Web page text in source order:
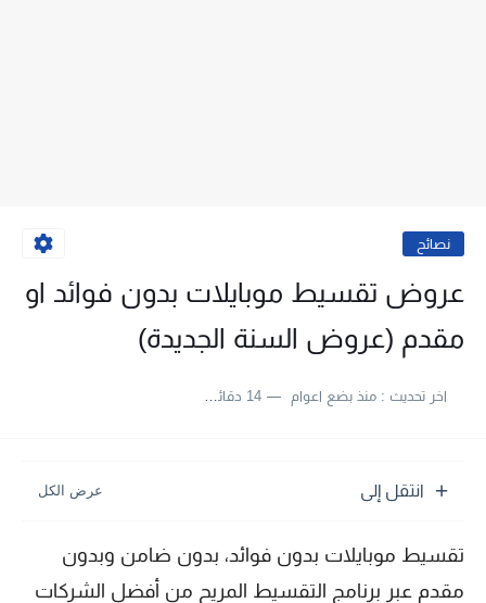
نصائح
عروض تقسيط موبايلات بدون فوائد او
مقدم (عروض السنة الجديدة)
اخر تحديث :منذ بضع اعوام 14 دقائق للقراءة
انتقل إلى
تقسيط موبايلات بدون فوائد، بدون ضامن وبدون
مقدم عبر برنامج التقسيط المريح من أفضل الشركات